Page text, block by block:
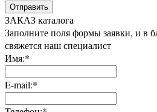
Отправить
ЗАКАЗ каталога
Заполните поля формы заявки, и в
свяжется наш специалист
Имя:*
E-mail:*